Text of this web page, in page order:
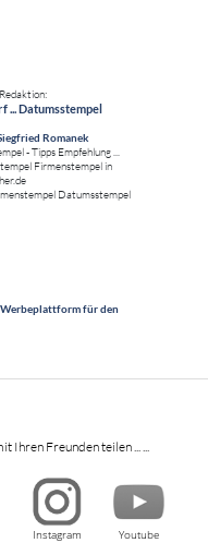
... Datumsstempel
Romanek
- Tipps Empfehlung ...
Firmenstempel in
Datumsstempel
Werbeplattform für den
Ihren Freunden teilen ... ...
Instagram Youtube